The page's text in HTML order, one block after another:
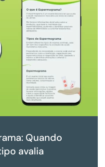
Quando
avalia